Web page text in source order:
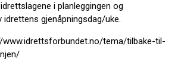
i planleggingen og
gjenåpningsdag/uke.
www.idrettsforbundet.no/tema/tilbake-til-